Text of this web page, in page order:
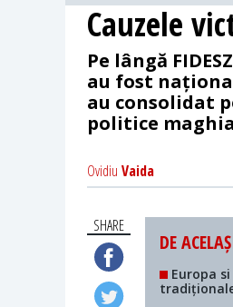
Cauzele
Pe lângă
au fost
au consolidat
politice
Ovidiu Vaida
SHARE
DE
Europa